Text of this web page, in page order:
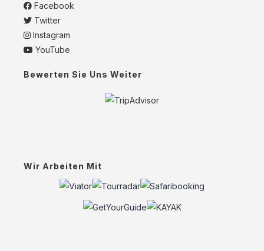
Facebook
Twitter
Instagram
YouTube
Bewerten Sie Uns Weiter
Wir Arbeiten Mit